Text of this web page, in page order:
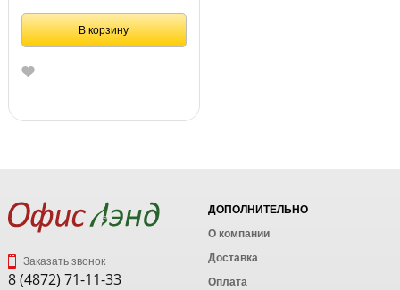
В корзину
Заказать звонок
8 (4872) 71-11-33
ДОПОЛНИТЕЛЬНО
О компании
Доставка
Оплата